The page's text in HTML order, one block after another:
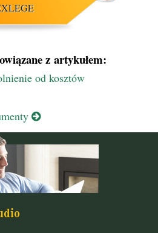
z artykułem:
od kosztów